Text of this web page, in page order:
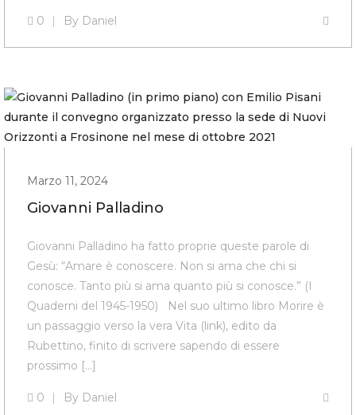
0 By Daniel
Marzo 11, 2024
Giovanni Palladino
Giovanni Palladino ha fatto proprie queste parole di
Gesù: “Amare è conoscere. Non si ama che chi si
conosce. Tanto più si ama quanto più si conosce.” (I
Quaderni del 1945-1950) Nel suo ultimo libro Morire è
un passaggio verso la vera Vita (link), edito da
Rubettino, finito di scrivere sapendo di essere
prossimo […]
0 By Daniel